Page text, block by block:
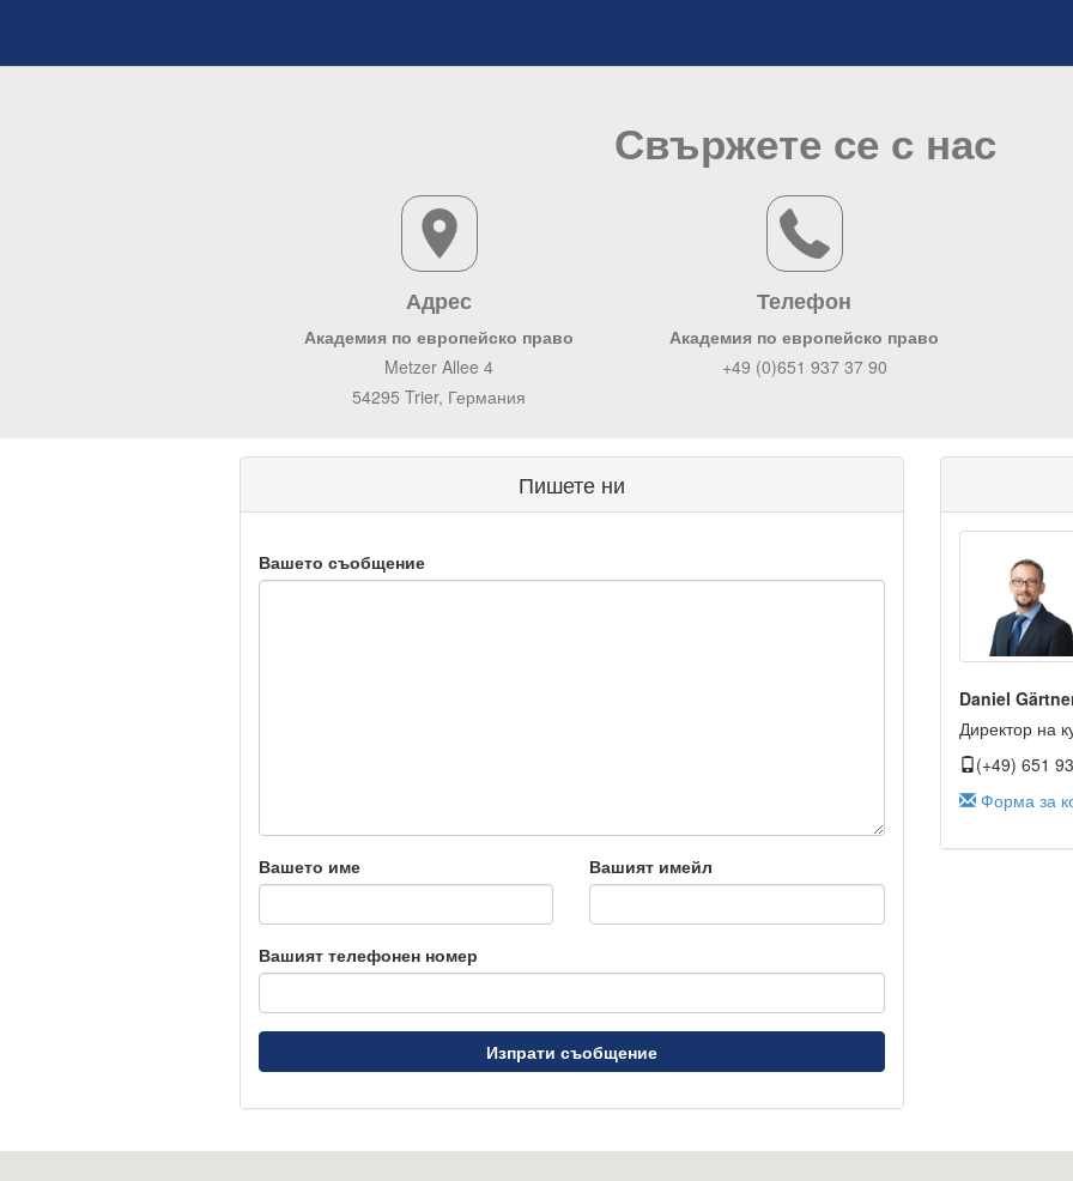
Свържете се с нас
Адрес
Академия по европейско право
Metzer Allee 4
54295 Trier, Германия
Телефон
Академия по европейско право
+49 (0)651 937 37 90
Пишете ни
Вашето съобщение
Вашето име Вашият имейл
Вашият телефонен номер
Изпрати съобщение
Daniel
Директор на
(+49) 651
Форма за